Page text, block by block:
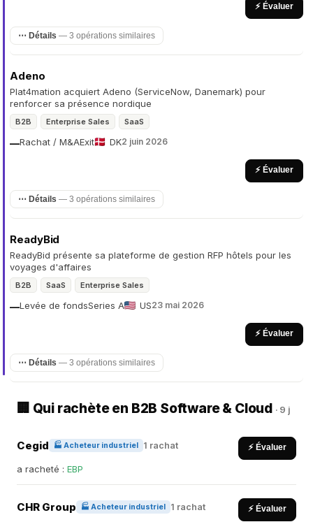
⚡ Évaluer
⋯ Détails — 3 opérations similaires
Adeno
Plat4mation acquiert Adeno (ServiceNow, Danemark) pour
renforcer sa présence nordique
B2B Enterprise Sales SaaS
Rachat / M&A
— Exit DK2 juin 2026
⚡ Évaluer
⋯ Détails — 3 opérations similaires
ReadyBid
ReadyBid présente sa plateforme de gestion RFP hôtels pour les
voyages d'affaires
B2B SaaS Enterprise Sales
Levée de fonds
— Series A US23 mai 2026
⚡ Évaluer
⋯ Détails — 3 opérations similaires
🏢 Qui rachète en B2B Software & Cloud · 9 j
Cegid 🏭 Acheteur industriel 1 rachat ⚡ Évaluer
a racheté : EBP
CHR Group 🏭 Acheteur industriel 1 rachat ⚡ Évaluer